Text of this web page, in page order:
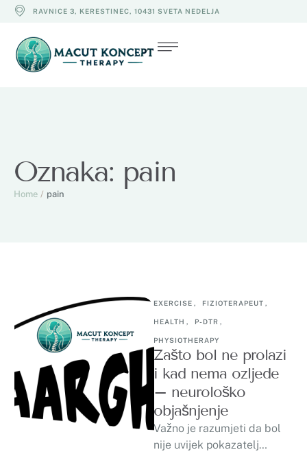
RAVNICE 3, KERESTINEC, 10431 SVETA NEDELJA
Oznaka: pain
Home / pain
EXERCISE , FIZIOTERAPEUT ,
HEALTH , P-DTR ,
PHYSIOTHERAPY
Zašto bol ne prolazi
i kad nema ozljede
– neurološko
objašnjenje
Važno je razumjeti da bol
nije uvijek pokazatelj